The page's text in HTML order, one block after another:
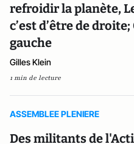
refroidir la planète,
c’est d’être de
gauche
Gilles Klein
1 min de lecture
ASSEMBLEE PLENIERE
Des militants de